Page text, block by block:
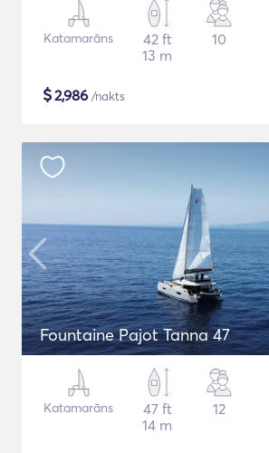
Katamarāns
42 ft
13 m
10
$2,986 /nakts
Fountaine Pajot Tanna 47
Katamarāns
47 ft
14 m
12